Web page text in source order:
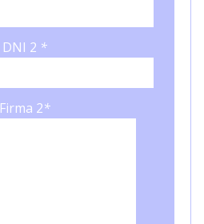
DNI 2 *
Firma 2*